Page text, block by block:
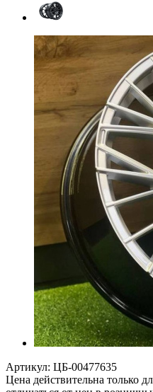
Артикул: ЦБ-00477635
Цена действительна только